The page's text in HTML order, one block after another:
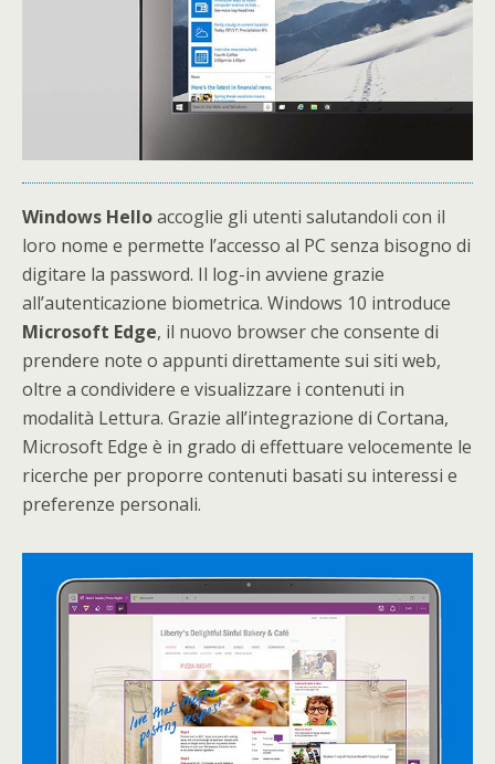
Windows Helloaccoglie gli utenti salutandoli con il
loro nome e permette l’accesso al PC senza bisogno di
digitare la password. Il log-in avviene grazie
all’autenticazione biometrica. Windows 10 introduce
Microsoft Edge, il nuovo browser che consente di
prendere note o appunti direttamente sui siti web,
oltre a condividere e visualizzare i contenuti in
modalità Lettura. Grazie all’integrazione di Cortana,
Microsoft Edge è in grado di effettuare velocemente le
ricerche per proporre contenuti basati su interessi e
preferenze personali.